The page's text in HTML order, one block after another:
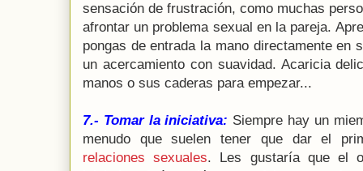
sensación de frustración, como muchas
afrontar un problema sexual en la pareja.
pongas de entrada la mano directamente en
un acercamiento con suavidad. Acaricia
manos o sus caderas para empezar...
7.- Tomar la iniciativa: Siempre hay un
menudo que suelen tener que dar el
relaciones sexuales. Les gustaría que el